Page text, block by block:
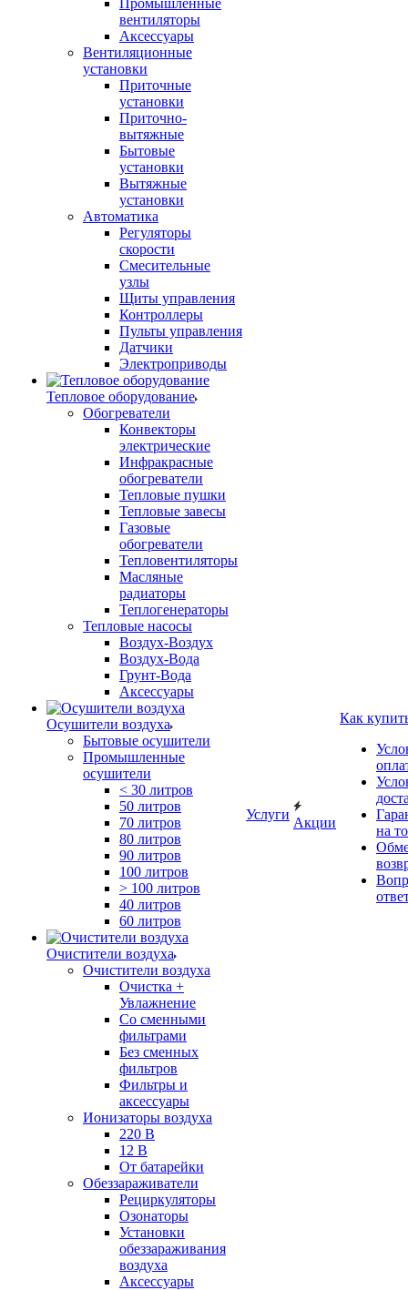
Промышленные
вентиляторы
Аксессуары
Вентиляционные
установки
Приточные
установки
Приточно-
вытяжные
Бытовые
установки
Вытяжные
установки
Автоматика
Регуляторы
скорости
Смесительные
узлы
Щиты управления
Контроллеры
Пульты управления
Датчики
Электроприводы
Тепловое оборудование
Обогреватели
Конвекторы
электрические
Инфракрасные
обогреватели
Тепловые пушки
Тепловые завесы
Газовые
обогреватели
Тепловентиляторы
Масляные
радиаторы
Теплогенераторы
Тепловые насосы
Воздух-Воздух
Воздух-Вода
Грунт-Вода
Аксессуары
Осушители воздуха
Бытовые осушители
Промышленные
осушители
< 30 литров
50 литров
70 литров
80 литров
90 литров
100 литров
> 100 литров
40 литров
60 литров
Очистители воздуха
Очистители воздуха
Очистка +
Увлажнение
Cо сменными
фильтрами
Без сменных
фильтров
Фильтры и
аксессуары
Ионизаторы воздуха
220 В
12 В
От батарейки
Обеззараживатели
Рециркуляторы
Озонаторы
Установки
обеззараживания
воздуха
Аксессуары
Услуги
Акции
Как
на